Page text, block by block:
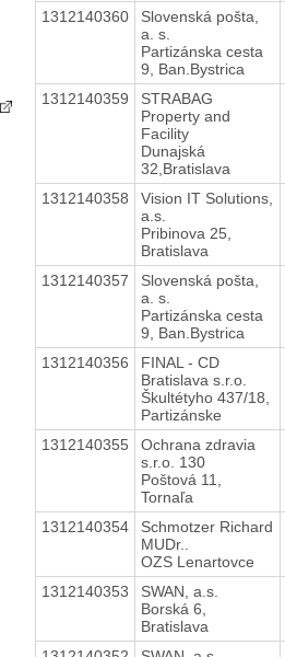
1312140360
Slovenská pošta,
a. s.
Partizánska cesta
9, Ban.Bystrica
1312140359
STRABAG
Property and
Facility
Dunajská
32,Bratislava
1312140358
Vision IT Solutions,
a.s.
Pribinova 25,
Bratislava
1312140357
Slovenská pošta,
a. s.
Partizánska cesta
9, Ban.Bystrica
1312140356
FINAL - CD
Bratislava s.r.o.
Škultétyho 437/18,
Partizánske
1312140355
Ochrana zdravia
s.r.o. 130
Poštová 11,
Tornaľa
1312140354
Schmotzer Richard
MUDr..
OZS Lenartovce
1312140353
SWAN, a.s.
Borská 6,
Bratislava